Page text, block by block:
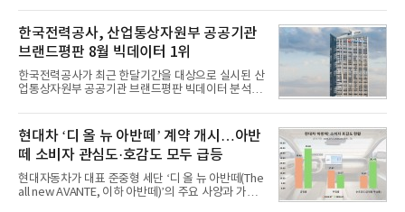
다.심사를
일 한국기업평판연구소(소장 구창환)는 국내 교육서
비스 상장기업 브랜드를 대상으로 지난 7월 7일부터
8월 7일까지 수집된 소비자 빅데이터 10,074,233건
을 분석한 결과, 메가스터디교육이 브랜드평판지수
1,710,926을 기록하며 8월 1위에 올랐다고 밝혔다.
분석에 활용된 빅데이터는 지난 7월(9,491,206건) 대
비 6.14% 증가한 수치로, 교육서비스 상장기업 브랜
디교육, 대교, 디지
한국전력공사, 산업통상자원부 공공기관
브랜드평판 8월 빅데이터 1위
한국전력공사가 최근 한달기간을 대상으로 실시된 산
업통상자원부 공공기관 브랜드평판 빅데이터 분석에
이 순으로 뒤를 이었다.7일 한국기업평판연구소(소장
구창환)는 산업통상자원부 공공기관 41개 브랜드를
대상으로 지난 7월 7일부터 8월 7일까지 수집된 소비
자 빅데이터 91,102,549건을 분석한 결과, 한국전력
공사가 브랜드평판지수 10,670,633을 기록하며 8월
1위에 올랐다고 밝혔다. 분석에 활용된 빅데이터는 지
난 7월(88,893,823건) 대비 2.48% 증가한 수치다.연
현대차 ‘디 올 뉴 아반떼’ 계약 개시…아반
떼 소비자 관심도·호감도 모두 급등
현대자동차가 대표 준중형 세단 ‘디 올 뉴 아반떼(The
all new AVANTE, 이하 아반떼)’의 주요 사양과 가격